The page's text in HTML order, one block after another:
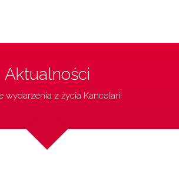
Aktualności
wydarzenia z życia Kancelarii